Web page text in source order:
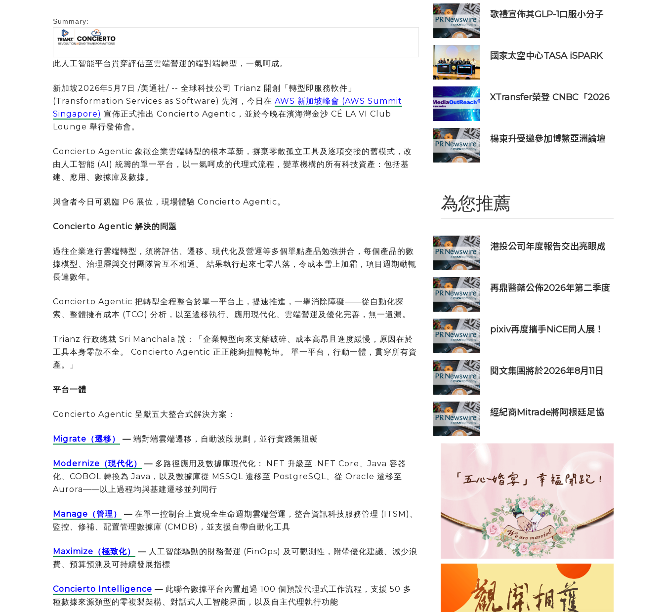
Summary:
此人工智能平台貫穿評估至雲端營運的端對端轉型，一氣呵成。
新加坡2026年5月7日 /美通社/ -- 全球科技公司 Trianz 開創「轉型即服務軟件」
(Transformation Services as Software) 先河，今日在 AWS 新加坡峰會 (AWS Summit
Singapore) 宣佈正式推出 Concierto Agentic，並於今晚在濱海灣金沙 CÉ LA VI Club
Lounge 舉行發佈會。
Concierto Agentic 象徵企業雲端轉型的根本革新，摒棄零散孤立工具及逐項交接的舊模式，改
由人工智能 (AI) 統籌的單一平台，以一氣呵成的代理式流程，變革機構的所有科技資產：包括基
建、應用、數據庫及數據。
與會者今日可親臨 P6 展位，現場體驗 Concierto Agentic。
Concierto Agentic 解決的問題
過往企業進行雲端轉型，須將評估、遷移、現代化及營運等多個單點產品勉強拼合，每個產品的數
據模型、治理層與交付團隊皆互不相通。 結果執行起來七零八落，令成本雪上加霜，項目週期動輒
長達數年。
Concierto Agentic 把轉型全程整合於單一平台上，提速推進，一舉消除障礙——從自動化探
索、整體擁有成本 (TCO) 分析，以至遷移執行、應用現代化、雲端營運及優化完善，無一遺漏。
Trianz 行政總裁 Sri Manchala 說：「企業轉型向來支離破碎、成本高昂且進度緩慢，原因在於
工具本身零散不全。 Concierto Agentic 正正能夠扭轉乾坤。 單一平台，行動一體，貫穿所有資
產。」
平台一體
Concierto Agentic 呈獻五大整合式解決方案：
Migrate（遷移） — 端對端雲端遷移，自動波段規劃，並行實踐無阻礙
Modernize（現代化） — 多路徑應用及數據庫現代化：.NET 升級至 .NET Core、Java 容器
化、COBOL 轉換為 Java，以及數據庫從 MSSQL 遷移至 PostgreSQL、從 Oracle 遷移至
Aurora——以上過程均與基建遷移並列同行
Manage（管理） — 在單一控制台上實現全生命週期雲端營運，整合資訊科技服務管理 (ITSM)、
監控、修補、配置管理數據庫 (CMDB)，並支援自帶自動化工具
Maximize（極致化） — 人工智能驅動的財務營運 (FinOps) 及可觀測性，附帶優化建議、減少浪
費、預算預測及可持續發展指標
Concierto Intelligence — 此聯合數據平台內置超過 100 個預設代理式工作流程，支援 50 多
種數據來源類型的零複製架構、對話式人工智能界面，以及自主代理執行功能
歌禮宣佈其GLP-1口服小分子
分子GLP-1/GIP/胰澱素固定劑
量復方制劑的積極臨床前數據
國家太空中心TASA iSPARK
XTransfer榮登 CNBC「2026
楊東升受邀參加博鰲亞洲論壇
為您推薦
港投公司年度報告交出亮眼成
再鼎醫藥公佈2026年第二季度
pixiv再度攜手NiCE同人展！
閱文集團將於2026年8月11日
經紀商Mitrade將阿根廷足協